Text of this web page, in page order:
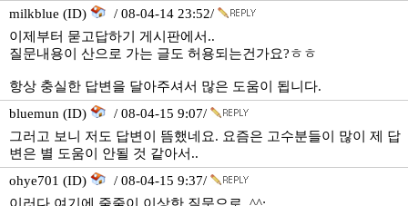
milkblue (ID)
/ 08-04-14 23:52/
이제부터 묻고답하기 게시판에서..
질문내용이 산으로 가는 글도 허용되는건가요?ㅎㅎ
항상 충실한 답변을 달아주셔서 많은 도움이 됩니다.
bluemun (ID)
/ 08-04-15 9:07/
그러고 보니 저도 답변이 뜸했네요. 요즘은 고수분들이 많이 제 답
변은 별 도움이 안될 것 같아서..
ohye701 (ID)
/ 08-04-15 9:37/